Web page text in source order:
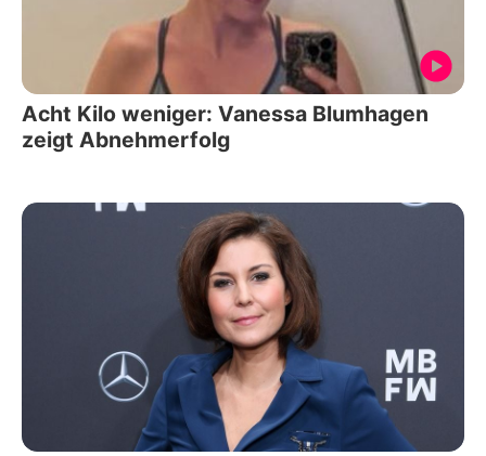
Acht Kilo weniger: Vanessa Blumhagen
zeigt Abnehmerfolg